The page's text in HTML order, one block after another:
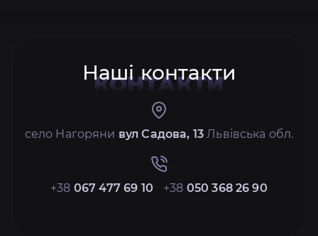
Наші контакти
КОНТАКТИ
село Нагоряни вул Садова, 13 Львівська обл.
+38 067 477 69 10 +38 050 368 26 90